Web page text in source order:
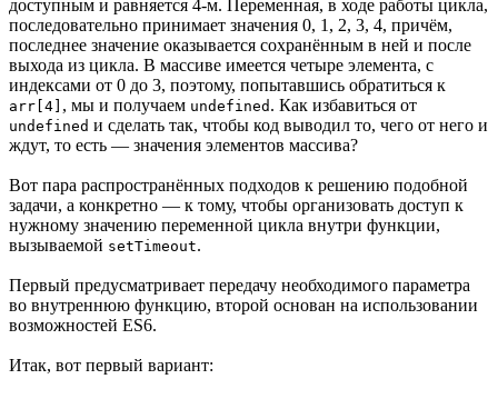
доступным и равняется 4-м. Переменная, в ходе работы цикла,
последовательно принимает значения 0, 1, 2, 3, 4, причём,
последнее значение оказывается сохранённым в ней и после
выхода из цикла. В массиве имеется четыре элемента, с
индексами от 0 до 3, поэтому, попытавшись обратиться к
arr[4] , мы и получаем undefined . Как избавиться от
undefined и сделать так, чтобы код выводил то, чего от него и
ждут, то есть — значения элементов массива?
Вот пара распространённых подходов к решению подобной
задачи, а конкретно — к тому, чтобы организовать доступ к
нужному значению переменной цикла внутри функции,
вызываемой setTimeout.
Первый предусматривает передачу необходимого параметра
во внутреннюю функцию, второй основан на использовании
возможностей ES6.
Итак, вот первый вариант: